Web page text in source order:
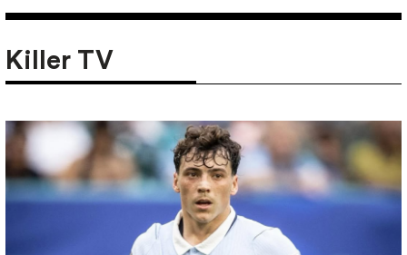
Killer TV